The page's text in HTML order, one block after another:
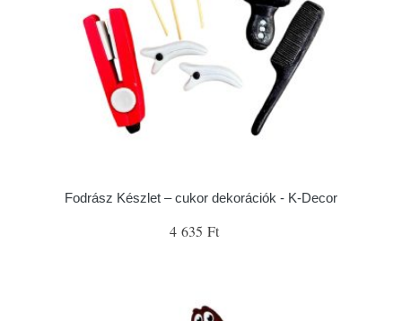
Fodrász Készlet – cukor dekorációk - K-Decor
4 635 Ft